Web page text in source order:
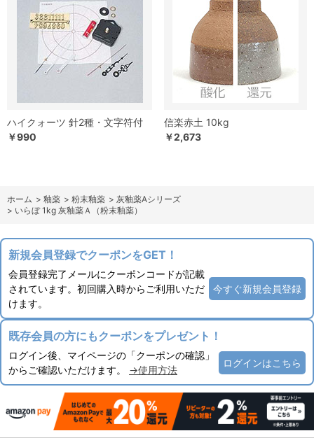
ハイクォーツ 針2種・文字符付
￥990
信楽赤土 10kg
￥2,673
ホーム > 釉薬 > 粉末釉薬 > 灰釉薬Aシリーズ
> いらぼ 1kg 灰釉薬Ａ（粉末釉薬）
新規会員登録でクーポンをGET！
会員登録完了メールにクーポンコードが記載
されています。初回購入時からご利用いただ
けます。
今すぐ新規会員登録
既存会員の方にもクーポンをプレゼント！
ログイン後、マイページの「クーポンの確認」
からご確認いただけます。 →使用方法
ログインはこちら